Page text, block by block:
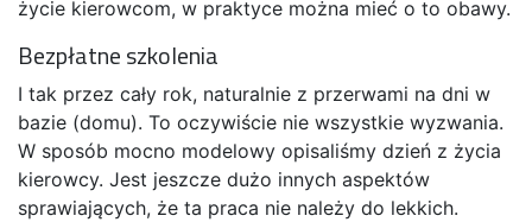
życie kierowcom, w praktyce można mieć o to obawy.
Bezpłatne szkolenia
I tak przez cały rok, naturalnie z przerwami na dni w
bazie (domu). To oczywiście nie wszystkie wyzwania.
W sposób mocno modelowy opisaliśmy dzień z życia
kierowcy. Jest jeszcze dużo innych aspektów
sprawiających, że ta praca nie należy do lekkich.